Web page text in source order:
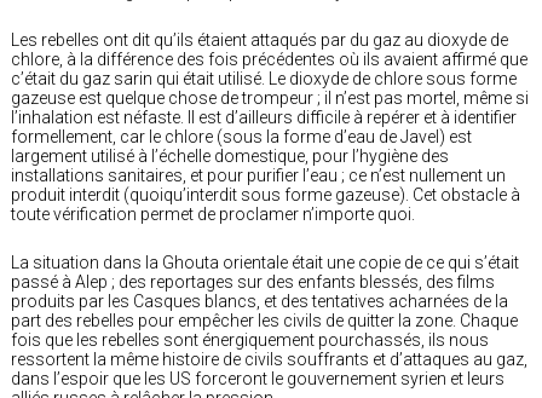
Les rebelles ont dit qu’ils étaient attaqués par du gaz au dioxyde de
chlore, à la différence des fois précédentes où ils avaient affirmé que
c’était du gaz sarin qui était utilisé. Le dioxyde de chlore sous forme
gazeuse est quelque chose de trompeur ; il n’est pas mortel, même si
l’inhalation est néfaste. Il est d’ailleurs difficile à repérer et à identifier
formellement, car le chlore (sous la forme d’eau de Javel) est
largement utilisé à l’échelle domestique, pour l’hygiène des
installations sanitaires, et pour purifier l’eau ; ce n’est nullement un
produit interdit (quoiqu’interdit sous forme gazeuse). Cet obstacle à
toute vérification permet de proclamer n’importe quoi.
La situation dans la Ghouta orientale était une copie de ce qui s’était
passé à Alep ; des reportages sur des enfants blessés, des films
produits par les Casques blancs, et des tentatives acharnées de la
part des rebelles pour empêcher les civils de quitter la zone. Chaque
fois que les rebelles sont énergiquement pourchassés, ils nous
ressortent la même histoire de civils souffrants et d’attaques au gaz,
dans l’espoir que les US forceront le gouvernement syrien et leurs